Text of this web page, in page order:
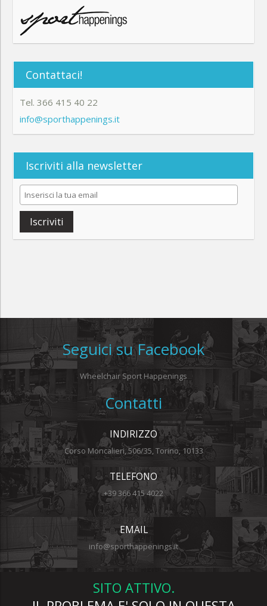
Contattaci!
Tel. 366 415 40 22
info@sporthappenings.it
Iscriviti alla newsletter
Iscriviti
Seguici su Facebook
Wheelchair Sport Happenings
Contatti
INDIRIZZO
Corso Moncalieri, 506/35, Torino, 10133
TELEFONO
+39 366 415 4022
EMAIL
info@sporthappenings.it
SITO ATTIVO.